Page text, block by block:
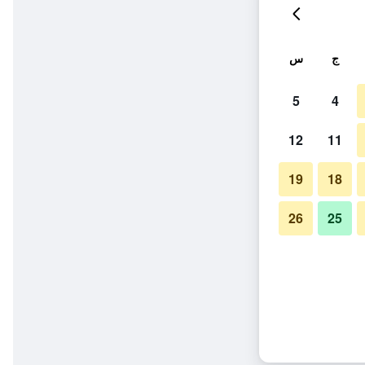
ج س
4
5
11
12
18
19
25
26